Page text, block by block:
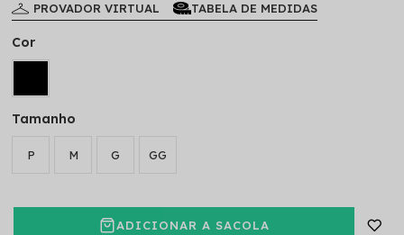
PROVADOR VIRTUAL TABELA DE MEDIDAS
Tamanho
P M G GG
Cor
ADICIONAR A SACOLA